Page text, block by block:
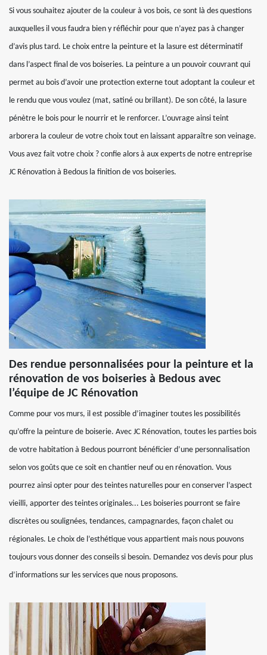
Si vous souhaitez ajouter de la couleur à vos bois, ce sont là des questions
auxquelles il vous faudra bien y réfléchir pour que n’ayez pas à changer
d’avis plus tard. Le choix entre la peinture et la lasure est déterminatif
dans l’aspect final de vos boiseries. La peinture a un pouvoir couvrant qui
permet au bois d’avoir une protection externe tout adoptant la couleur et
le rendu que vous voulez (mat, satiné ou brillant). De son côté, la lasure
pénètre le bois pour le nourrir et le renforcer. L’ouvrage ainsi teint
arborera la couleur de votre choix tout en laissant apparaître son veinage.
Vous avez fait votre choix ? confie alors à aux experts de notre entreprise
JC Rénovation à Bedous la finition de vos boiseries.
Des rendue personnalisées pour la peinture et la
rénovation de vos boiseries à Bedous avec
l’équipe de JC Rénovation
Comme pour vos murs, il est possible d’imaginer toutes les possibilités
qu’offre la peinture de boiserie. Avec JC Rénovation, toutes les parties bois
de votre habitation à Bedous pourront bénéficier d’une personnalisation
selon vos goûts que ce soit en chantier neuf ou en rénovation. Vous
pourrez ainsi opter pour des teintes naturelles pour en conserver l’aspect
vieilli, apporter des teintes originales... Les boiseries pourront se faire
discrètes ou soulignées, tendances, campagnardes, façon chalet ou
régionales. Le choix de l’esthétique vous appartient mais nous pouvons
toujours vous donner des conseils si besoin. Demandez vos devis pour plus
d’informations sur les services que nous proposons.